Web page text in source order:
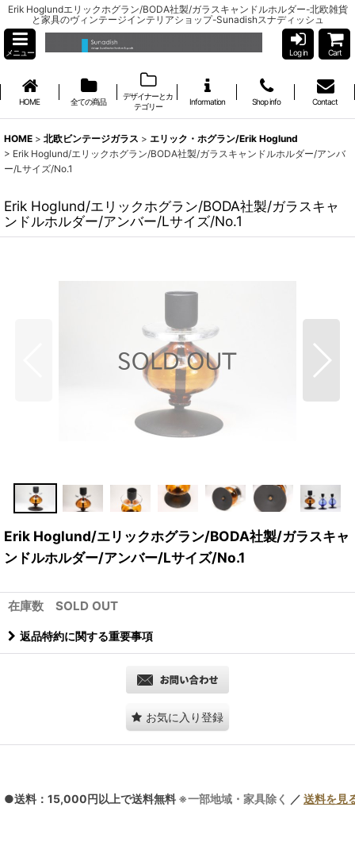
Erik Hoglundエリックホグラン/BODA社製/ガラスキャンドルホルダー-北欧雑貨
と家具のヴィンテージインテリアショップ-Sunadishスナディッシュ
メニュー Log in Cart
HOME 全ての商品
デザイナーとカ
テゴリー
Information Shop info Contact
HOME > 北欧ビンテージガラス > エリック・ホグラン/Erik Hoglund
> Erik Hoglund/エリックホグラン/BODA社製/ガラスキャンドルホルダー/アンバ
ー/Lサイズ/No.1
Erik Hoglund/エリックホグラン/BODA社製/ガラスキャ
ンドルホルダー/アンバー/Lサイズ/No.1
Erik Hoglund/エリックホグラン/BODA社製/ガラスキャ
ンドルホルダー/アンバー/Lサイズ/No.1
在庫数 SOLD OUT
返品特約に関する重要事項
お気に入り登録
●送料：15,000円以上で送料無料 ※一部地域・家具除く ／ 送料を見